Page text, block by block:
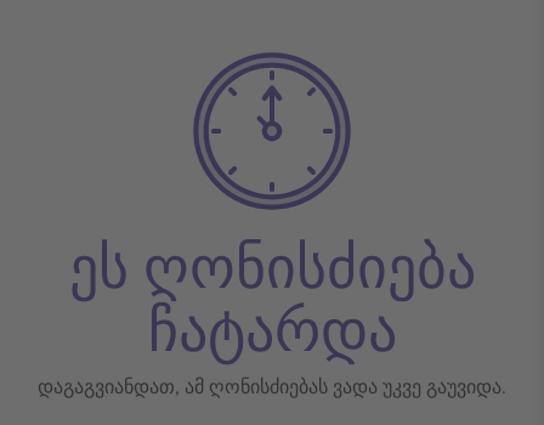
ეს ღონისძიება
ჩატარდა
დაგაგვიანდათ, ამ ღონისძიებას ვადა უკვე გაუვიდა.